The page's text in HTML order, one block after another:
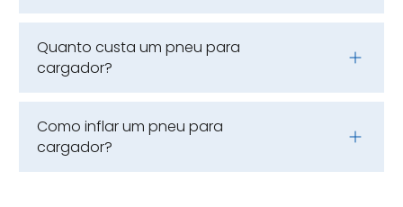
Quanto custa um pneu para
cargador?
Como inflar um pneu para
cargador?